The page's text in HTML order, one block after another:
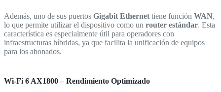
Además, uno de sus puertos Gigabit Ethernet tiene función WAN,
lo que permite utilizar el dispositivo como un router estándar. Esta
característica es especialmente útil para operadores con
infraestructuras híbridas, ya que facilita la unificación de equipos
para los abonados.
Wi-Fi 6 AX1800 – Rendimiento Optimizado